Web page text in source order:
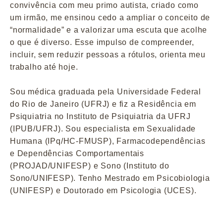
convivência com meu primo autista, criado como
um irmão, me ensinou cedo a ampliar o conceito de
“normalidade” e a valorizar uma escuta que acolhe
o que é diverso. Esse impulso de compreender,
incluir, sem reduzir pessoas a rótulos, orienta meu
trabalho até hoje.
Sou médica graduada pela Universidade Federal
do Rio de Janeiro (UFRJ) e fiz a Residência em
Psiquiatria no Instituto de Psiquiatria da UFRJ
(IPUB/UFRJ). Sou especialista em Sexualidade
Humana (IPq/HC-FMUSP), Farmacodependências
e Dependências Comportamentais
(PROJAD/UNIFESP) e Sono (Instituto do
Sono/UNIFESP). Tenho Mestrado em Psicobiologia
(UNIFESP) e Doutorado em Psicologia (UCES).